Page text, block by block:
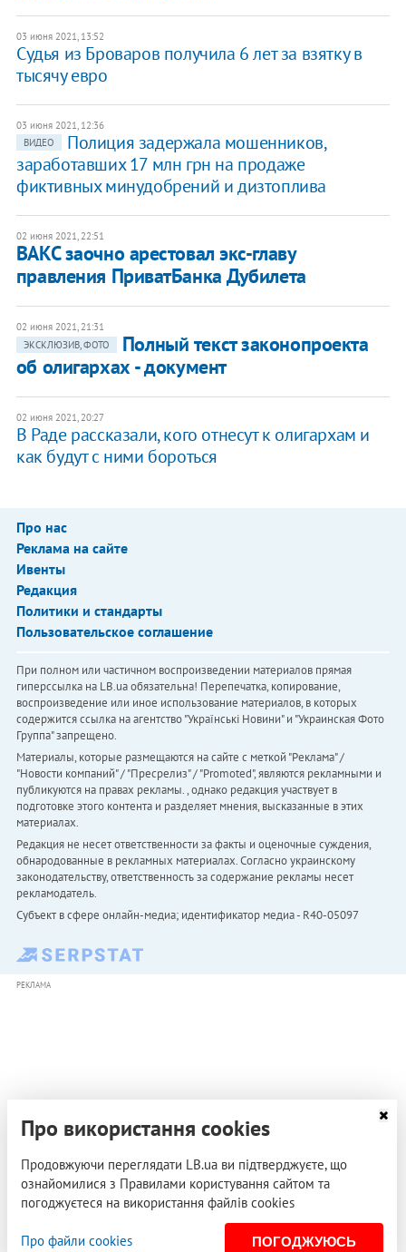
03 июня 2021, 13:52
Судья из Броваров получила 6 лет за взятку в
тысячу евро
03 июня 2021, 12:36
ВИДЕО
Полиция задержала мошенников,
заработавших 17 млн грн на продаже
фиктивных минудобрений и дизтоплива
02 июня 2021, 22:51
ВАКС заочно арестовал экс-главу
правления ПриватБанка Дубилета
02 июня 2021, 21:31
ЭКСКЛЮЗИВ, ФОТО
Полный текст законопроекта
об олигархах - документ
02 июня 2021, 20:27
В Раде рассказали, кого отнесут к олигархам и
как будут с ними бороться
Про нас
Реклама на сайте
Ивенты
Редакция
Политики и стандарты
Пользовательское соглашение
При полном или частичном воспроизведении материалов прямая
гиперссылка на LB.ua обязательна! Перепечатка, копирование,
воспроизведение или иное использование материалов, в которых
содержится ссылка на агентство "Українськi Новини" и "Украинская Фото
Группа" запрещено.
Материалы, которые размещаются на сайте с меткой "Реклама" /
"Новости компаний" / "Пресрелиз" / "Promoted", являются рекламными и
публикуются на правах рекламы. , однако редакция участвует в
подготовке этого контента и разделяет мнения, высказанные в этих
материалах.
Редакция не несет ответственности за факты и оценочные суждения,
обнародованные в рекламных материалах. Согласно украинскому
законодательству, ответственность за содержание рекламы несет
рекламодатель.
Субъект в сфере онлайн-медиа; идентификатор медиа - R40-05097
РЕКЛАМА
Про використання cookies
Продовжуючи переглядати LB.ua ви підтверджуєте, що
ознайомилися з Правилами користування сайтом та
погоджуєтеся на використання файлів cookies
Про файли cookies ПОГОДЖУЮСЬ